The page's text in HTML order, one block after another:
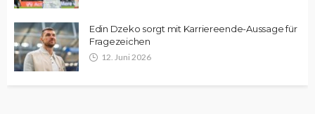
Edin Dzeko sorgt mit Karriereende-Aussage für
Fragezeichen
12. Juni 2026